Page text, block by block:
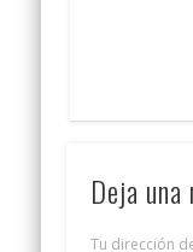
Deja
Tu dirección